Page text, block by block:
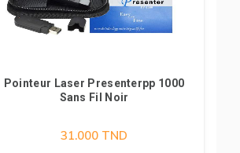
Pointeur Laser Presenterpp 1000
Sans Fil Noir
31.000TND